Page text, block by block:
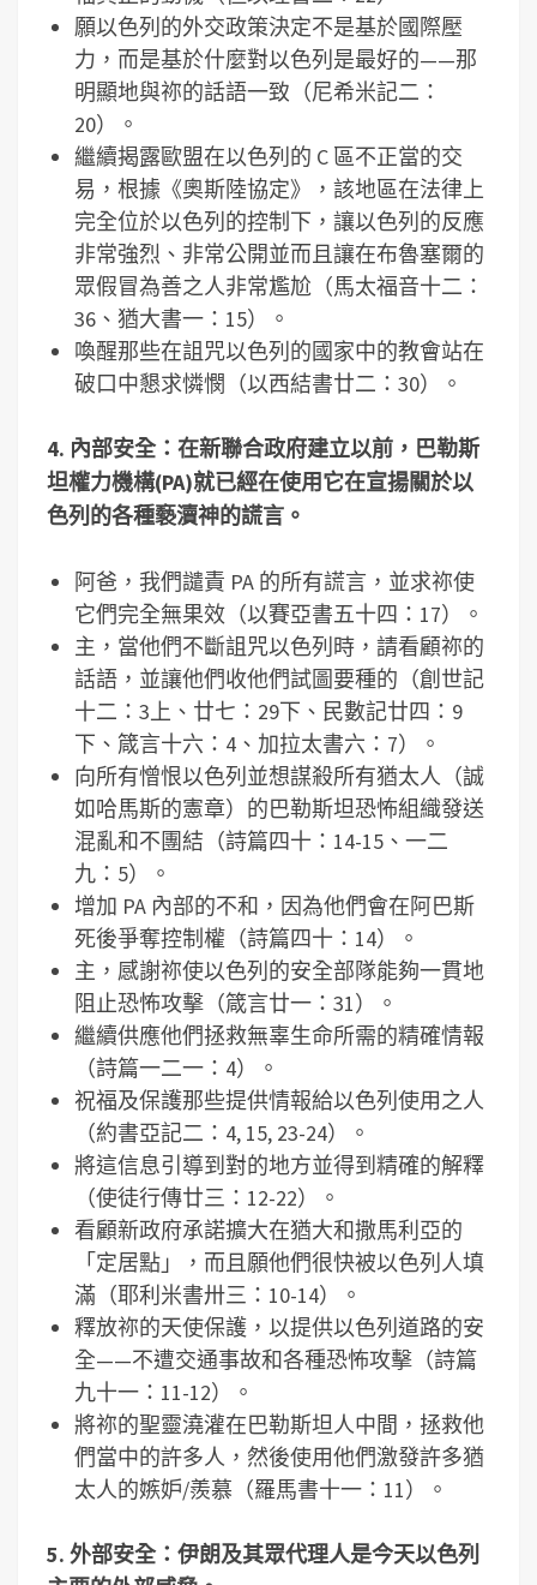
願以色列的外交政策決定不是基於國際壓
力，而是基於什麼對以色列是最好的——那
明顯地與祢的話語一致（尼希米記二：
20）。
繼續揭露歐盟在以色列的 C 區不正當的交
易，根據《奧斯陸協定》，該地區在法律上
完全位於以色列的控制下，讓以色列的反應
非常強烈、非常公開並而且讓在布魯塞爾的
眾假冒為善之人非常尷尬（馬太福音十二：
36、猶大書一：15）。
喚醒那些在詛咒以色列的國家中的教會站在
破口中懇求憐憫（以西結書廿二：30）。
4. 內部安全：在新聯合政府建立以前，巴勒斯
坦權力機構(PA)就已經在使用它在宣揚關於以
色列的各種褻瀆神的謊言。
阿爸，我們譴責 PA 的所有謊言，並求祢使
它們完全無果效（以賽亞書五十四：17）。
主，當他們不斷詛咒以色列時，請看顧祢的
話語，並讓他們收他們試圖要種的（創世記
十二：3上、廿七：29下、民數記廿四：9
下、箴言十六：4、加拉太書六：7）。
向所有憎恨以色列並想謀殺所有猶太人（誠
如哈馬斯的憲章）的巴勒斯坦恐怖組織發送
混亂和不團結（詩篇四十：14-15、一二
九：5）。
增加 PA 內部的不和，因為他們會在阿巴斯
死後爭奪控制權（詩篇四十：14）。
主，感謝祢使以色列的安全部隊能夠一貫地
阻止恐怖攻擊（箴言廿一：31）。
繼續供應他們拯救無辜生命所需的精確情報
（詩篇一二一：4）。
祝福及保護那些提供情報給以色列使用之人
（約書亞記二：4, 15, 23-24）。
將這信息引導到對的地方並得到精確的解釋
（使徒行傳廿三：12-22）。
看顧新政府承諾擴大在猶大和撒馬利亞的
「定居點」，而且願他們很快被以色列人填
滿（耶利米書卅三：10-14）。
釋放祢的天使保護，以提供以色列道路的安
全——不遭交通事故和各種恐怖攻擊（詩篇
九十一：11-12）。
將祢的聖靈澆灌在巴勒斯坦人中間，拯救他
們當中的許多人，然後使用他們激發許多猶
太人的嫉妒/羨慕（羅馬書十一：11）。
5. 外部安全：伊朗及其眾代理人是今天以色列